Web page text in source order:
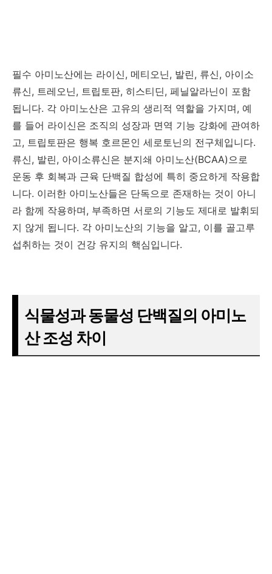
필수 아미노산에는 라이신, 메티오닌, 발린, 류신, 아이소
류신, 트레오닌, 트립토판, 히스티딘, 페닐알라닌이 포함
됩니다. 각 아미노산은 고유의 생리적 역할을 가지며, 예
를 들어 라이신은 조직의 성장과 면역 기능 강화에 관여하
고, 트립토판은 행복 호르몬인 세로토닌의 전구체입니다.
류신, 발린, 아이소류신은 분지쇄 아미노산(BCAA)으로
운동 후 회복과 근육 단백질 합성에 특히 중요하게 작용합
니다. 이러한 아미노산들은 단독으로 존재하는 것이 아니
라 함께 작용하며, 부족하면 서로의 기능도 제대로 발휘되
지 않게 됩니다. 각 아미노산의 기능을 알고, 이를 골고루
섭취하는 것이 건강 유지의 핵심입니다.
식물성과 동물성 단백질의 아미노
산 조성 차이